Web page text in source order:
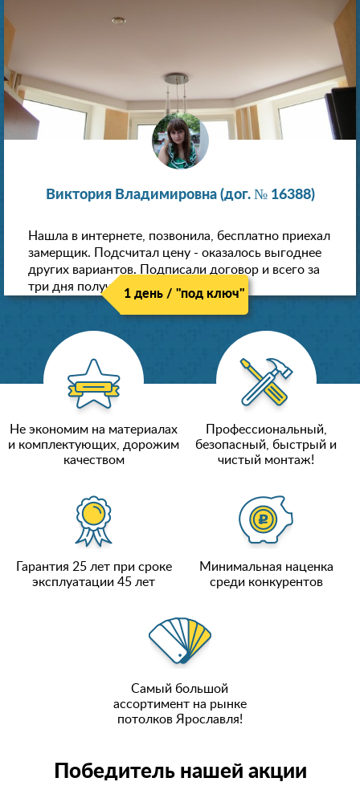
Виктория Владимировна (дог. № 16388)
Нашла в интернете, позвонила, бесплатно приехал
замерщик. Подсчитал цену - оказалось выгоднее
других вариантов. Подписали договор и всего за
три дня получили новые потолки!
1 день / "под ключ"
Не экономим на материалах
и комплектующих, дорожим
качеством
Профессиональный,
безопасный, быстрый и
чистый монтаж!
Гарантия 25 лет при сроке
эксплуатации 45 лет
Минимальная наценка
среди конкурентов
Самый большой
ассортимент на рынке
потолков Ярославля!
Победитель нашей акции